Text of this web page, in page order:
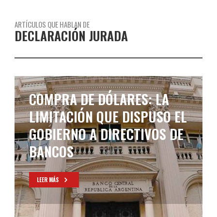
ARTÍCULOS QUE HABLAN DE
DECLARACIÓN JURADA
COMPRA DE DÓLARES: LA
LIMITACIÓN QUE DISPUSO EL
GOBIERNO A DIRECTIVOS DE
BANCOS
LEER MÁS